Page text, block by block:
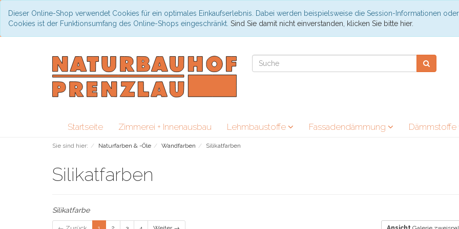
Dieser Online-Shop verwendet Cookies für ein optimales Einkaufserlebnis. Dabei werden beispielsweise die Session-Informationen
Cookies ist der Funktionsumfang des Online-Shops eingeschränkt. Sind Sie damit nicht einverstanden, klicken Sie bitte hier.
Startseite Zimmerei + Innenausbau Lehmbaustoffe Fassadendämmung Dämmstoffe
Sie sind hier: Naturfarben & -Öle Wandfarben Silikatfarben
Silikatfarben
Silikatfarbe